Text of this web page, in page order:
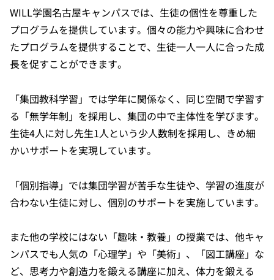
WILL学園名古屋キャンパスでは、生徒の個性を尊重した
プログラムを提供しています。個々の能力や興味に合わせ
たプログラムを提供することで、生徒一人一人に合った成
長を促すことができます。
「集団教科学習」では学年に関係なく、同じ空間で学習す
る「無学年制」を採用し、集団の中で主体性を学びます。
生徒4人に対し先生1人という少人数制を採用し、きめ細
かいサポートを実現しています。
「個別指導」では集団学習が苦手な生徒や、学習の進度が
合わない生徒に対し、個別のサポートを実施しています。
また他の学校にはない「趣味・教養」の授業では、他キャ
ンパスでも人気の「心理学」や「美術」、「図工講座」な
ど、思考力や創造力を鍛える講座に加え、体力を鍛える